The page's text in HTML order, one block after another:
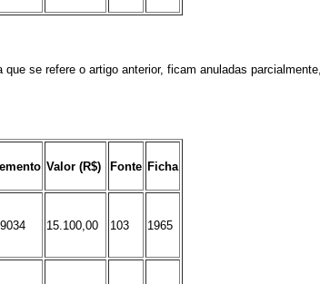
se refere o artigo anterior, ficam anuladas parcialmente,
Valor (R$) Fonte Ficha
15.100,00 103 1965